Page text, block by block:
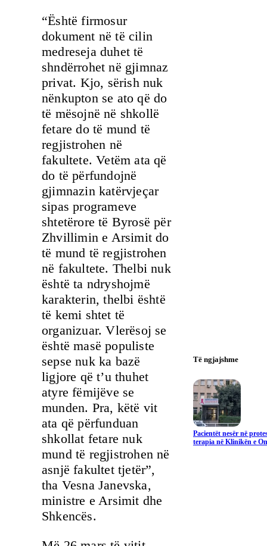
“Është firmosur
dokument në të cilin
medreseja duhet të
shndërrohet në gjimnaz
privat. Kjo, sërish nuk
nënkupton se ato që do
të mësojnë në shkollë
fetare do të mund të
regjistrohen në
fakultete. Vetëm ata që
do të përfundojnë
gjimnazin katërvjeçar
sipas programeve
shtetërore të Byrosë për
Zhvillimin e Arsimit do
të mund të regjistrohen
në fakultete. Thelbi nuk
është ta ndryshojmë
karakterin, thelbi është
të kemi shtet të
organizuar. Vlerësoj se
është masë populiste
sepse nuk ka bazë
ligjore që t’u thuhet
atyre fëmijëve se
munden. Pra, këtë vit
ata që përfunduan
shkollat fetare nuk
mund të regjistrohen në
asnjë fakultet tjetër”,
tha Vesna Janevska,
ministre e Arsimit dhe
Shkencës.
Të ngjajshme
Pacientët nesër në
terapia në Klinikën e